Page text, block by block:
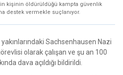
kişinin öldürüldüğü kampta güvenlik
destek vermekle suçlanıyor.
Sachsenhausen Nazi
olarak çalışan ve şu an 100
dava açıldığı bildirildi.